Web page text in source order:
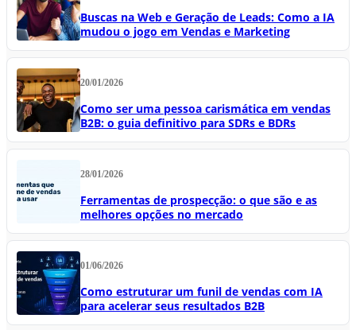
Buscas na Web e Geração de Leads: Como a IA
mudou o jogo em Vendas e Marketing
20/01/2026
Como ser uma pessoa carismática em vendas
B2B: o guia definitivo para SDRs e BDRs
28/01/2026
Ferramentas de prospecção: o que são e as
melhores opções no mercado
01/06/2026
Como estruturar um funil de vendas com IA
para acelerar seus resultados B2B